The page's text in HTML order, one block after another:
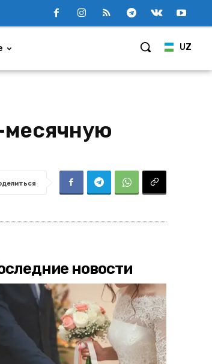
UZ
месячную
новости